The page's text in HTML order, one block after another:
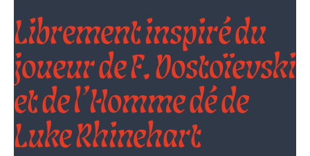
Librement inspiré du
joueur de F. Dostoïevski
et de l’Homme dé de
Luke Rhinehart